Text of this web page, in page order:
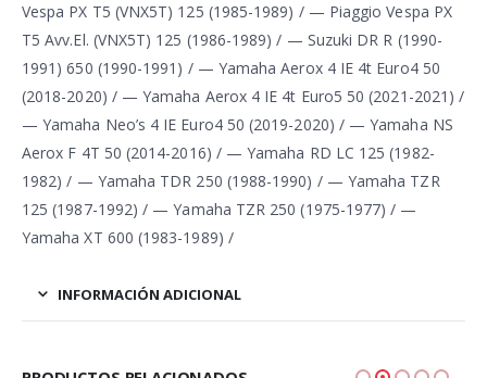
Vespa PX T5 (VNX5T) 125 (1985-1989) / — Piaggio Vespa PX
T5 Avv.El. (VNX5T) 125 (1986-1989) / — Suzuki DR R (1990-
1991) 650 (1990-1991) / — Yamaha Aerox 4 IE 4t Euro4 50
(2018-2020) / — Yamaha Aerox 4 IE 4t Euro5 50 (2021-2021) /
— Yamaha Neo’s 4 IE Euro4 50 (2019-2020) / — Yamaha NS
Aerox F 4T 50 (2014-2016) / — Yamaha RD LC 125 (1982-
1982) / — Yamaha TDR 250 (1988-1990) / — Yamaha TZR
125 (1987-1992) / — Yamaha TZR 250 (1975-1977) / —
Yamaha XT 600 (1983-1989) /
INFORMACIÓN ADICIONAL